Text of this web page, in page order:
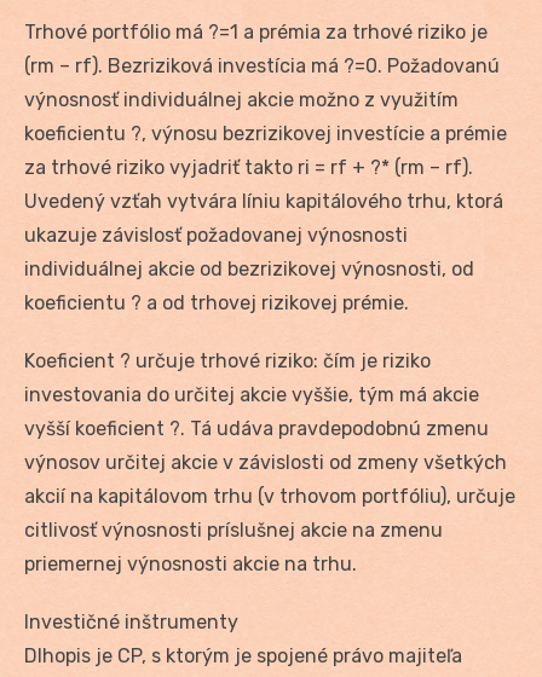
Trhové portfólio má ?=1 a prémia za trhové riziko je
(rm – rf). Bezriziková investícia má ?=0. Požadovanú
výnosnosť individuálnej akcie možno z využitím
koeficientu ?, výnosu bezrizikovej investície a prémie
za trhové riziko vyjadriť takto ri = rf + ?* (rm – rf).
Uvedený vzťah vytvára líniu kapitálového trhu, ktorá
ukazuje závislosť požadovanej výnosnosti
individuálnej akcie od bezrizikovej výnosnosti, od
koeficientu ? a od trhovej rizikovej prémie.
Koeficient ? určuje trhové riziko: čím je riziko
investovania do určitej akcie vyššie, tým má akcie
vyšší koeficient ?. Tá udáva pravdepodobnú zmenu
výnosov určitej akcie v závislosti od zmeny všetkých
akcií na kapitálovom trhu (v trhovom portfóliu), určuje
citlivosť výnosnosti príslušnej akcie na zmenu
priemernej výnosnosti akcie na trhu.
Investičné inštrumenty
Dlhopis je CP, s ktorým je spojené právo majiteľa